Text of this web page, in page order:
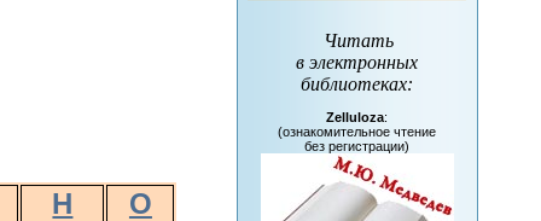
Н
О
Читать
в электронных
библиотеках:
Zelluloza:
(ознакомительное чтение
без регистрации)